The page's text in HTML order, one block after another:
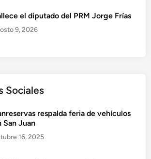
el diputado del PRM Jorge Frías
9, 2026
Sociales
respalda feria de vehículos
San Juan
16, 2025